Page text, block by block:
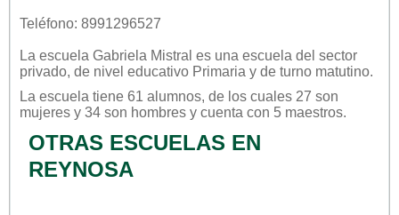
Teléfono: 8991296527
La escuela Gabriela Mistral es una escuela del sector
privado, de nivel educativo Primaria y de turno matutino.
La escuela tiene 61 alumnos, de los cuales 27 son
mujeres y 34 son hombres y cuenta con 5 maestros.
OTRAS ESCUELAS EN
REYNOSA